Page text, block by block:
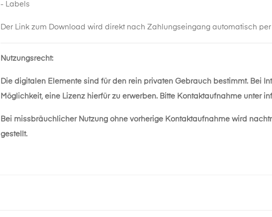
- Labels
Der Link zum Download wird direkt nach Zahlungseingang automatisch
Nutzungsrecht:
Die digitalen Elemente sind für den rein privaten Gebrauch bestimmt. Bei
Möglichkeit, eine Lizenz hierfür zu erwerben. Bitte Kontaktaufnahme unter
Bei missbräuchlicher Nutzung ohne vorherige Kontaktaufnahme wird
gestellt.